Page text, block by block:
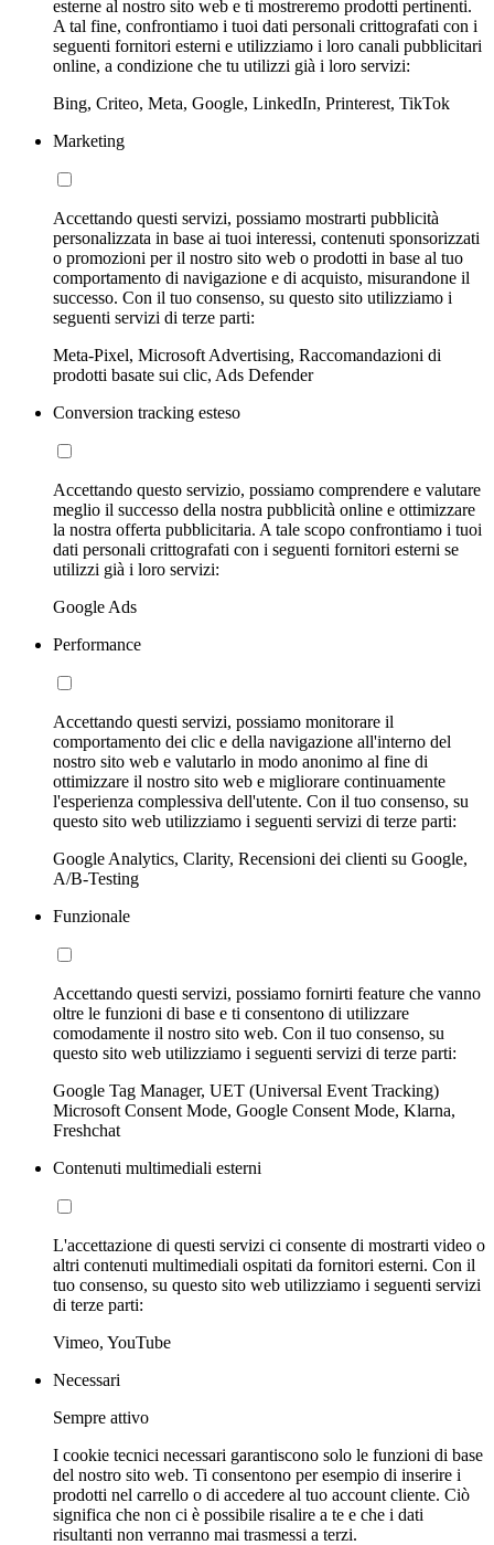
esterne al nostro sito web e ti mostreremo prodotti pertinenti.
A tal fine, confrontiamo i tuoi dati personali crittografati con i
seguenti fornitori esterni e utilizziamo i loro canali pubblicitari
online, a condizione che tu utilizzi già i loro servizi:
Bing, Criteo, Meta, Google, LinkedIn, Printerest, TikTok
Marketing
Accettando questi servizi, possiamo mostrarti pubblicità
personalizzata in base ai tuoi interessi, contenuti sponsorizzati
o promozioni per il nostro sito web o prodotti in base al tuo
comportamento di navigazione e di acquisto, misurandone il
successo. Con il tuo consenso, su questo sito utilizziamo i
seguenti servizi di terze parti:
Meta-Pixel, Microsoft Advertising, Raccomandazioni di
prodotti basate sui clic, Ads Defender
Conversion tracking esteso
Accettando questo servizio, possiamo comprendere e valutare
meglio il successo della nostra pubblicità online e ottimizzare
la nostra offerta pubblicitaria. A tale scopo confrontiamo i tuoi
dati personali crittografati con i seguenti fornitori esterni se
utilizzi già i loro servizi:
Google Ads
Performance
Accettando questi servizi, possiamo monitorare il
comportamento dei clic e della navigazione all'interno del
nostro sito web e valutarlo in modo anonimo al fine di
ottimizzare il nostro sito web e migliorare continuamente
l'esperienza complessiva dell'utente. Con il tuo consenso, su
questo sito web utilizziamo i seguenti servizi di terze parti:
Google Analytics, Clarity, Recensioni dei clienti su Google,
A/B-Testing
Funzionale
Accettando questi servizi, possiamo fornirti feature che vanno
oltre le funzioni di base e ti consentono di utilizzare
comodamente il nostro sito web. Con il tuo consenso, su
questo sito web utilizziamo i seguenti servizi di terze parti:
Google Tag Manager, UET (Universal Event Tracking)
Microsoft Consent Mode, Google Consent Mode, Klarna,
Freshchat
Contenuti multimediali esterni
L'accettazione di questi servizi ci consente di mostrarti video o
altri contenuti multimediali ospitati da fornitori esterni. Con il
tuo consenso, su questo sito web utilizziamo i seguenti servizi
di terze parti:
Vimeo, YouTube
Necessari
Sempre attivo
I cookie tecnici necessari garantiscono solo le funzioni di base
del nostro sito web. Ti consentono per esempio di inserire i
prodotti nel carrello o di accedere al tuo account cliente. Ciò
significa che non ci è possibile risalire a te e che i dati
risultanti non verranno mai trasmessi a terzi.